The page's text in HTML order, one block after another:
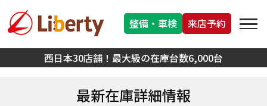
西日本30店舗！最大級の在庫台数6,000台
整備・車検 来店予約
最新在庫詳細情報